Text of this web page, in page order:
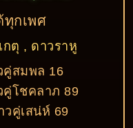
ทุกเพศ
กตุ , ดาวราหู
คู่สมพล 16
คู่โชคลาภ 89
คู่เสน่ห์ 69